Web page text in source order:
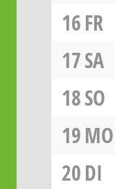
16FR
17SA
18SO
19MO
20DI